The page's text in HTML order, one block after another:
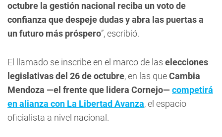
octubre la gestión nacional reciba un voto de
confianza que despeje dudas y abra las puertas a
un futuro más próspero”, escribió.
El llamado se inscribe en el marco de las elecciones
legislativas del 26 de octubre, en las queCambia
Mendoza —el frente que lidera Cornejo— competirá
en alianza con La Libertad Avanza, el espacio
oficialista a nivel nacional.